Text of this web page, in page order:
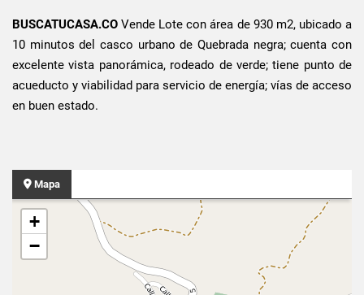
BUSCATUCASA.CO Vende Lote con área de 930 m2, ubicado a
10 minutos del casco urbano de Quebrada negra; cuenta con
excelente vista panorámica, rodeado de verde; tiene punto de
acueducto y viabilidad para servicio de energía; vías de acceso
en buen estado.
Mapa
+
−